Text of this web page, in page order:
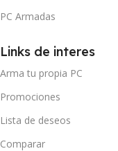
PC Armadas
Links de interes
Arma tu propia PC
Promociones
Lista de deseos
Comparar